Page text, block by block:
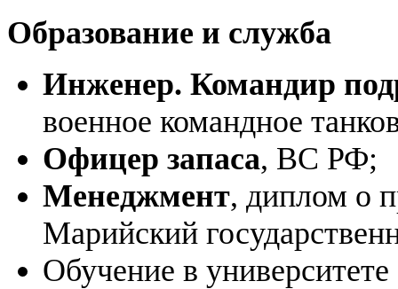
Образование и служба
Инженер. Командир
военное командное
Офицер запаса, ВС РФ;
Менеджмент, диплом о
Марийский
Обучение в университете